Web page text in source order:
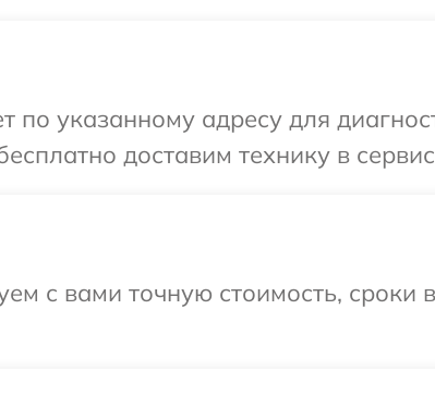
указанному адресу для
доставим технику в
с вами точную стоимость, сроки